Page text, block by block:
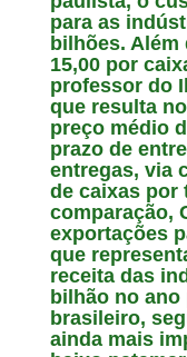
para as
bilhões. Além
15,00 por
professor do
que resulta
preço médio
prazo de
entregas, via
de caixas por
comparação,
exportações
que
receita das
bilhão no
brasileiro,
ainda mais